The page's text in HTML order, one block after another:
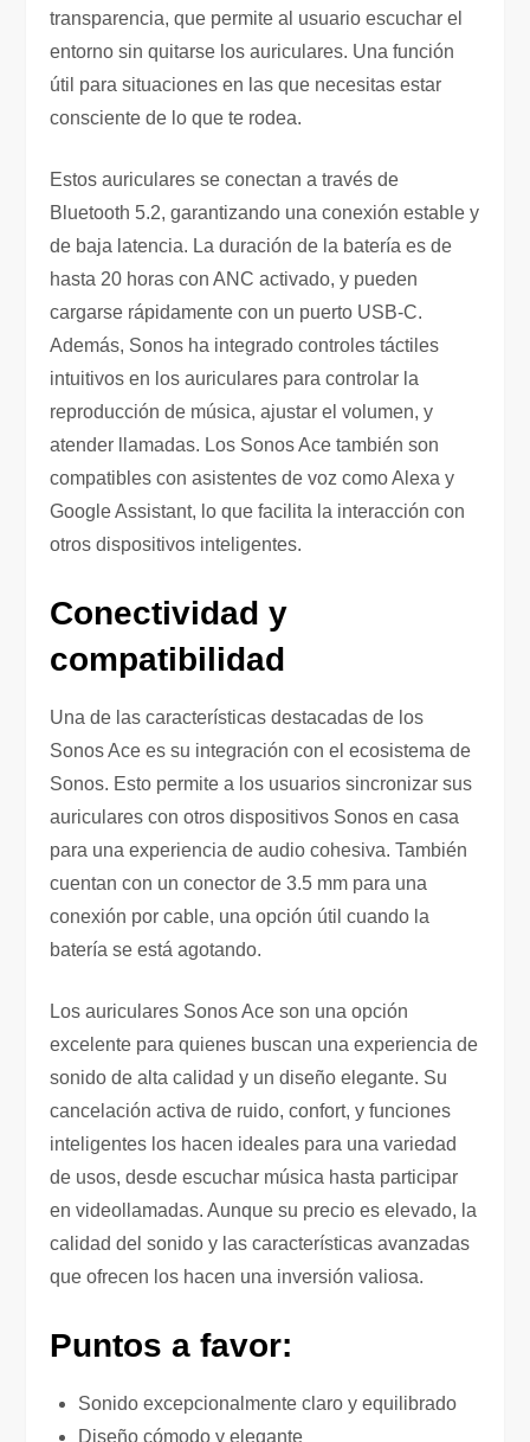
transparencia, que permite al usuario escuchar el
entorno sin quitarse los auriculares. Una función
útil para situaciones en las que necesitas estar
consciente de lo que te rodea.
Estos auriculares se conectan a través de
Bluetooth 5.2, garantizando una conexión estable y
de baja latencia. La duración de la batería es de
hasta 20 horas con ANC activado, y pueden
cargarse rápidamente con un puerto USB-C.
Además, Sonos ha integrado controles táctiles
intuitivos en los auriculares para controlar la
reproducción de música, ajustar el volumen, y
atender llamadas. Los Sonos Ace también son
compatibles con asistentes de voz como Alexa y
Google Assistant, lo que facilita la interacción con
otros dispositivos inteligentes.
Conectividad y
compatibilidad
Una de las características destacadas de los
Sonos Ace es su integración con el ecosistema de
Sonos. Esto permite a los usuarios sincronizar sus
auriculares con otros dispositivos Sonos en casa
para una experiencia de audio cohesiva. También
cuentan con un conector de 3.5 mm para una
conexión por cable, una opción útil cuando la
batería se está agotando.
Los auriculares Sonos Ace son una opción
excelente para quienes buscan una experiencia de
sonido de alta calidad y un diseño elegante. Su
cancelación activa de ruido, confort, y funciones
inteligentes los hacen ideales para una variedad
de usos, desde escuchar música hasta participar
en videollamadas. Aunque su precio es elevado, la
calidad del sonido y las características avanzadas
que ofrecen los hacen una inversión valiosa.
Puntos a favor:
Sonido excepcionalmente claro y equilibrado
Diseño cómodo y elegante